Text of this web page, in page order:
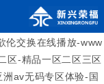
久一区二区三区四
-成人aaaa-18视频网
伦交换在线播放-www
区-精品一区二区三区
av无码专区体验-国